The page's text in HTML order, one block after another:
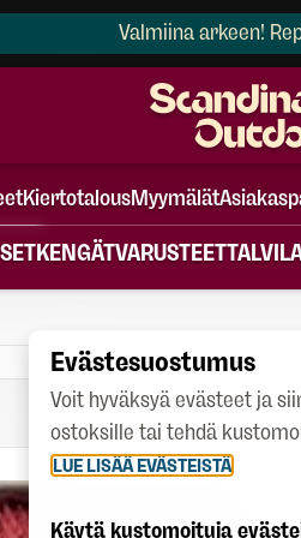
Valmiina arkeen!
KiertotalousMyymälät
KENGÄTVARUSTEET
Evästesuostumus
Voit hyväksyä evästeet ja
ostoksille tai tehdä
LUE LISÄÄ EVÄSTEISTÄ
Käytä kustomoituja